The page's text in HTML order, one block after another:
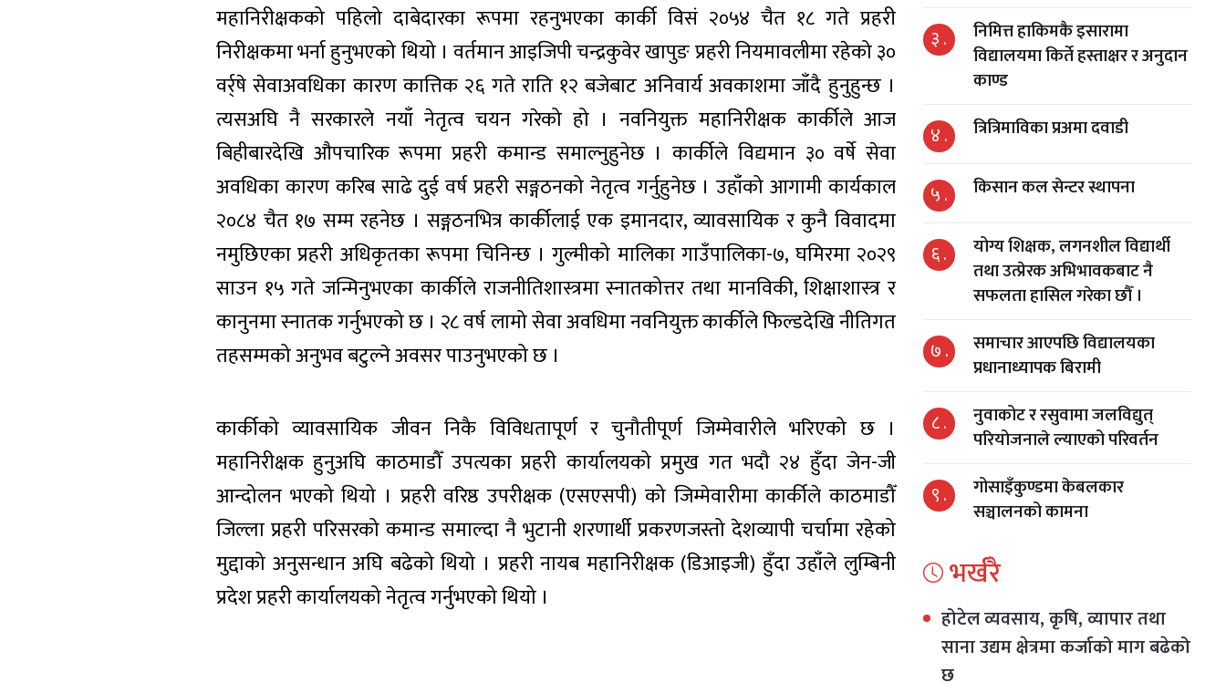
महानिरीक्षकको पहिलो दाबेदारका रूपमा रहनुभएका कार्की विसं २०५४ चैत १८ गते प्रहरी
निरीक्षकमा भर्ना हुनुभएको थियो । वर्तमान आइजिपी चन्द्रकुवेर खापुङ प्रहरी नियमावलीमा रहेको ३०
वर्र्षे सेवाअवधिका कारण कात्तिक २६ गते राति १२ बजेबाट अनिवार्य अवकाशमा जाँदै हुनुहुन्छ ।
त्यसअघि नै सरकारले नयाँ नेतृत्व चयन गरेको हो । नवनियुक्त महानिरीक्षक कार्कीले आज
बिहीबारदेखि औपचारिक रूपमा प्रहरी कमान्ड समाल्नुहुनेछ । कार्कीले विद्यमान ३० वर्षे सेवा
अवधिका कारण करिब साढे दुई वर्ष प्रहरी सङ्गठनको नेतृत्व गर्नुहुनेछ । उहाँको आगामी कार्यकाल
२०८४ चैत १७ सम्म रहनेछ । सङ्गठनभित्र कार्कीलाई एक इमानदार, व्यावसायिक र कुनै विवादमा
नमुछिएका प्रहरी अधिकृतका रूपमा चिनिन्छ । गुल्मीको मालिका गाउँपालिका-७, घमिरमा २०२९
साउन १५ गते जन्मिनुभएका कार्कीले राजनीतिशास्त्रमा स्नातकोत्तर तथा मानविकी, शिक्षाशास्त्र र
कानुनमा स्नातक गर्नुभएको छ । २८ वर्ष लामो सेवा अवधिमा नवनियुक्त कार्कीले फिल्डदेखि नीतिगत
तहसम्मको अनुभव बटुल्ने अवसर पाउनुभएको छ ।
कार्कीको व्यावसायिक जीवन निकै विविधतापूर्ण र चुनौतीपूर्ण जिम्मेवारीले भरिएको छ ।
महानिरीक्षक हुनुअघि काठमाडौँ उपत्यका प्रहरी कार्यालयको प्रमुख गत भदौ २४ हुँदा जेन-जी
आन्दोलन भएको थियो । प्रहरी वरिष्ठ उपरीक्षक (एसएसपी) को जिम्मेवारीमा कार्कीले काठमाडौँ
जिल्ला प्रहरी परिसरको कमान्ड समाल्दा नै भुटानी शरणार्थी प्रकरणजस्तो देशव्यापी चर्चामा रहेको
मुद्दाको अनुसन्धान अघि बढेको थियो । प्रहरी नायब महानिरीक्षक (डिआइजी) हुँदा उहाँले लुम्बिनी
प्रदेश प्रहरी कार्यालयको नेतृत्व गर्नुभएको थियो ।
३ .
निमित्त हाकिमकै इसारामा
विद्यालयमा किर्ते हस्ताक्षर र अनुदान
काण्ड
४ . त्रित्रिमाविका प्रअमा दवाडी
५ . किसान कल सेन्टर स्थापना
६ .
योग्य शिक्षक, लगनशील विद्यार्थी
तथा उत्प्रेरक अभिभावकबाट नै
सफलता हासिल गरेका छौँ ।
७ .
समाचार आएपछि विद्यालयका
प्रधानाध्यापक बिरामी
८ .
नुवाकोट र रसुवामा जलविद्युत्
परियोजनाले ल्याएको परिवर्तन
९ .
गोसाइँकुण्डमा केबलकार
सञ्चालनको कामना
भर्खरै
होटेल व्यवसाय, कृषि, व्यापार तथा
साना उद्यम क्षेत्रमा कर्जाको माग बढेको
छ